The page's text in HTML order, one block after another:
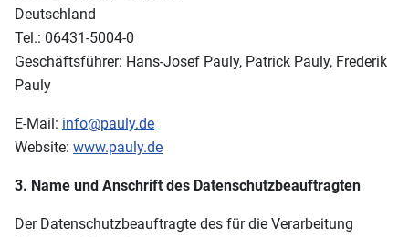
Deutschland
Tel.: 06431-5004-0
Geschäftsführer: Hans-Josef Pauly, Patrick Pauly, Frederik
Pauly
E-Mail: info@pauly.de
Website: www.pauly.de
3. Name und Anschrift des Datenschutzbeauftragten
Der Datenschutzbeauftragte des für die Verarbeitung